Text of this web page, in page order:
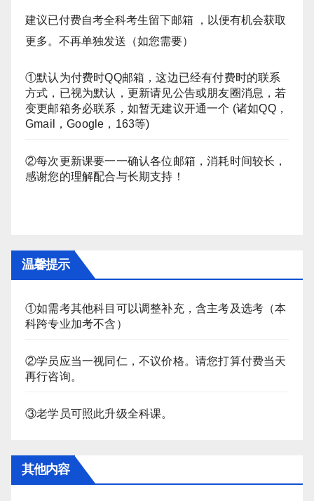
建议已付费自考全科考生留下邮箱 ，以便有机会获取
更多。不再单独发送（如您需要）
①默认为付费时QQ邮箱，这边已经有付费时的联系
方式，已视为默认，更新请见公告或朋友圈消息，若
变更邮箱务必联系，如暂无建议开通一个 (诸如QQ，
Gmail，Google，163等)
②每次更新课要一一确认各位邮箱，消耗时间较长，
感谢您的理解配合与长期支持！
温馨提示
①如需考其他科目可以调整补充，含主考及选考（本
科跨专业加考不含）
②学员应当一视同仁，不议价格。请您打算付费当天
再行咨询。
③老学员可照此升级全科课。
其他内容